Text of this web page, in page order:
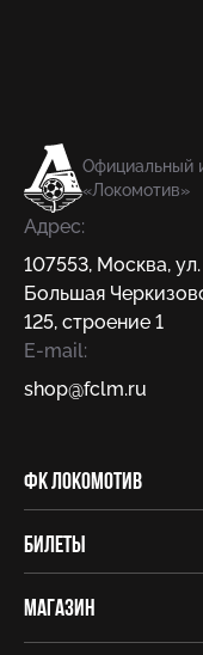
Официальный
«Локомотив»
Адрес:
107553, Москва, ул.
Большая
125, строение 1
E-mail:
shop@fсlm.ru
ФК Локомотив
Билеты
Магазин